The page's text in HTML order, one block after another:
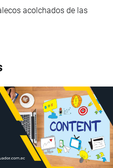
acolchados de las